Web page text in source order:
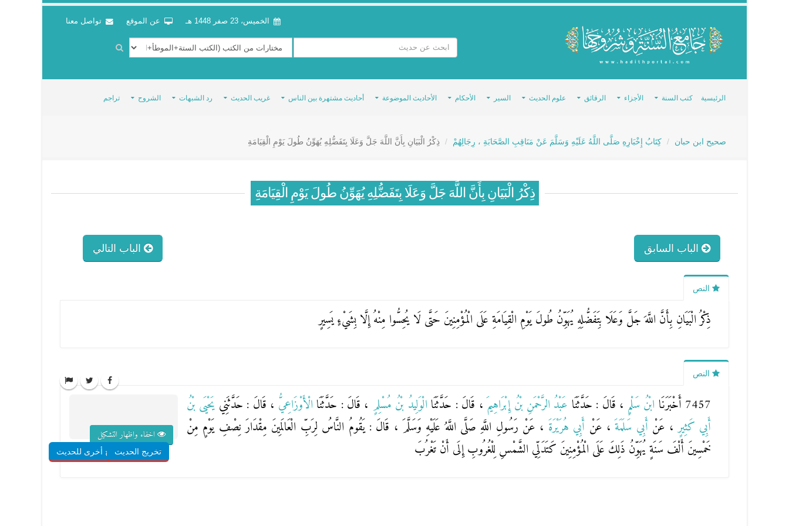
الخميس، 23 صفر 1448 هـ عن الموقع تواصل معنا
الرئيسية كتب السنة الأجزاء الرقائق علوم الحديث السير الأحكام الأحاديث الموضوعة أحاديث مشتهرة بين الناس غريب الحديث رد الشبهات الشروح تراجم
صحيح ابن حبان كِتَابُ إِخْبَارِهِ صَلَّى اللَّهُ عَلَيْهِ وَسَلَّمَ عَنْ مَنَاقِبِ الصَّحَابَةِ ، رِجَالِهُمْ ذِكْرُ الْبَيَانِ بِأَنَّ اللَّهَ جَلَّ وَعَلَا بِتَفَضُّلِهِ يُهَوِّنُ طُولَ يَوْمِ الْقِيَامَةِ
ذِكْرُ الْبَيَانِ بِأَنَّ اللَّهَ جَلَّ وَعَلَا بِتَفَضُّلِهِ يُهَوِّنُ طُولَ يَوْمِ الْقِيَامَةِ
الباب السابق الباب التالي
النص
ذِكْرُ الْبَيَانِ بِأَنَّ اللَّهَ جَلَّ وَعَلَا بِتَفَضُّلِهِ يُهَوِّنُ طُولَ يَوْمِ الْقِيَامَةِ عَلَى الْمُؤْمِنِينَ حَتَّى لَا يُحِسُّوا مِنْهُ إِلَّا بِشَيْءٍ يَسِيرٍ
النص
7457 أَخْبَرَنَا ابْنُ سَلْمٍ ، قَالَ : حَدَّثَنَا عَبْدُ الرَّحْمَنِ بْنُ إِبْرَاهِيمَ ، قَالَ : حَدَّثَنَا الْوَلِيدُ بْنُ مُسْلِمٍ ، قَالَ : حَدَّثَنَا الْأَوْزَاعِيُّ ، قَالَ : حَدَّثَنِي يَحْيَى بْنُ
أَبِي كَثِيرٍ ، عَنْ أَبِي سَلَمَةَ ، عَنْ أَبِي هُرَيْرَةَ ، عَنْ رَسُولِ اللَّهِ صَلَّى اللَّهُ عَلَيْهِ وَسَلَّمَ ، قَالَ : يَقُومُ النَّاسُ لِرَبِّ الْعَالَمِينَ مِقْدَارَ نِصْفِ يَوْمٍ مِنْ
خَمْسِينَ أَلْفَ سَنَةٍ يُهَوِّنُ ذَلِكَ عَلَى الْمُؤْمِنِينَ كَتَدَلِّي الشَّمْسِ لِلْغُرُوبِ إِلَى أَنْ تَغْرُبَ
اخفاء واظهار التشكيل
تخريج الحديثشروح أخرى للحديث